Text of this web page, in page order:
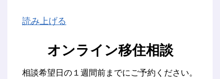
読み上げる
オンライン移住相談
相談希望日の１週間前までにご予約ください。